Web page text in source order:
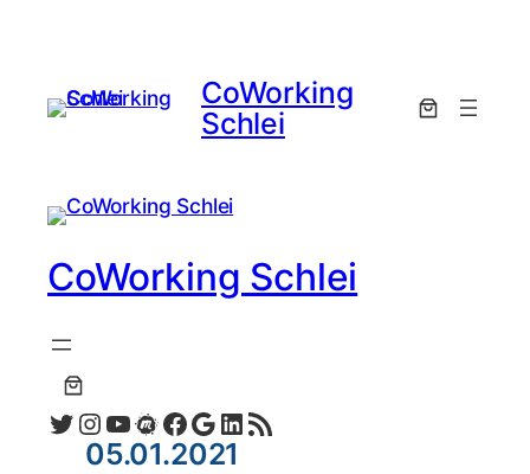
CoWorking
Schlei
CoWorking Schlei
Twitter Instagram YouTube Meetup Facebook Google LinkedIn RSS-Feed
05.01.2021